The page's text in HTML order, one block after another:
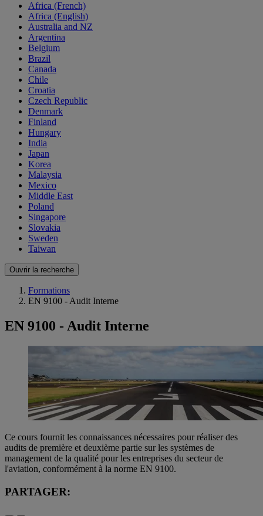
Africa (French)
Africa (English)
Australia and NZ
Argentina
Belgium
Brazil
Canada
Chile
Croatia
Czech Republic
Denmark
Finland
Hungary
India
Japan
Korea
Malaysia
Mexico
Middle East
Poland
Singapore
Slovakia
Sweden
Taiwan
Ouvrir la recherche
Formations
EN 9100 - Audit Interne
EN 9100 - Audit Interne
Ce cours fournit les connaissances nécessaires pour réaliser des
audits de première et deuxième partie sur les systèmes de
management de la qualité pour les entreprises du secteur de
l'aviation, conformément à la norme EN 9100.
PARTAGER: